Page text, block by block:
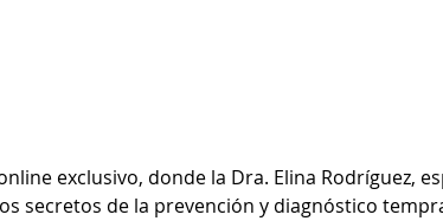
exclusivo, donde la Dra. Elina Rodríguez,
secretos de la prevención y diagnóstico